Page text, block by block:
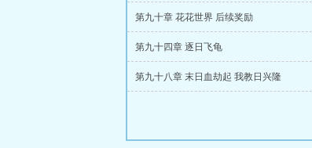
第九十章 花花世界 后续奖励
第九十四章 逐日飞龟
第九十八章 末日血劫起 我教日兴隆